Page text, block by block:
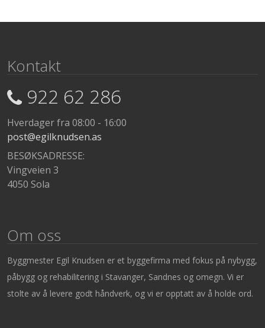
Kontakt
922 62 286
Hverdager fra 08:00 - 16:00
post@egilknudsen.as
BESØKSADRESSE:
Vingveien 3
4050 Sola
Om oss
Byggmester Egil Knudsen er et byggefirma med fokus på nybygg,
påbygg og rehabilitering i Stavanger, Sandnes og omegn. Vi er
stolte av å levere godt håndverk, og vi er opptatt av å holde ord.